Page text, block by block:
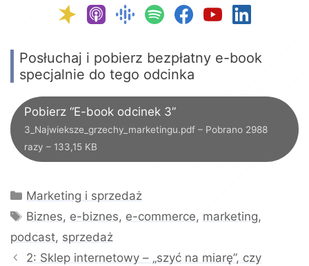
Posłuchaj i pobierz bezpłatny e-book
specjalnie do tego odcinka
Pobierz “E-book odcinek 3”
3_Najwieksze_grzechy_marketingu.pdf – Pobrano 2988
razy – 133,15 KB
Kategorie
Marketing i sprzedaż
Tagi
Biznes, e-biznes, e-commerce, marketing,
podcast, sprzedaż
2: Sklep internetowy – „szyć na miarę”, czy